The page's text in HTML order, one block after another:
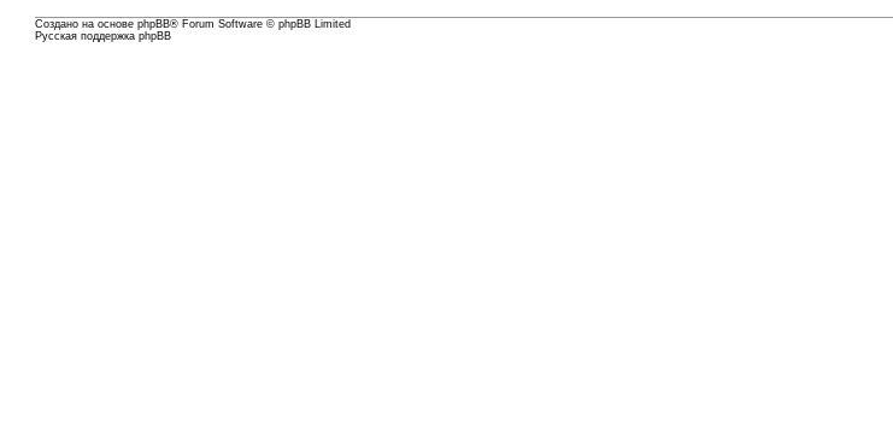
Создано на основеphpBB® Forum Software © phpBB Limited
Русская поддержка phpBB